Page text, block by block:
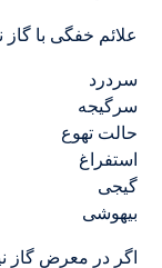
علائم خفگی با گاز
سردرد
سرگیجه
حالت تهوع
استفراغ
گیجی
بیهوشی
اگر در معرض گاز